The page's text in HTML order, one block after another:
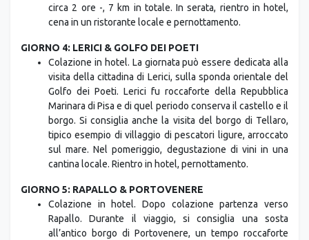
circa 2 ore -, 7 km in totale. In serata, rientro in hotel,
cena in un ristorante locale e pernottamento.
GIORNO 4: LERICI & GOLFO DEI POETI
Colazione in hotel. La giornata può essere dedicata alla
visita della cittadina di Lerici, sulla sponda orientale del
Golfo dei Poeti. Lerici fu roccaforte della Repubblica
Marinara di Pisa e di quel periodo conserva il castello e il
borgo. Si consiglia anche la visita del borgo di Tellaro,
tipico esempio di villaggio di pescatori ligure, arroccato
sul mare. Nel pomeriggio, degustazione di vini in una
cantina locale. Rientro in hotel, pernottamento.
GIORNO 5: RAPALLO & PORTOVENERE
Colazione in hotel. Dopo colazione partenza verso
Rapallo. Durante il viaggio, si consiglia una sosta
all’antico borgo di Portovenere, un tempo roccaforte